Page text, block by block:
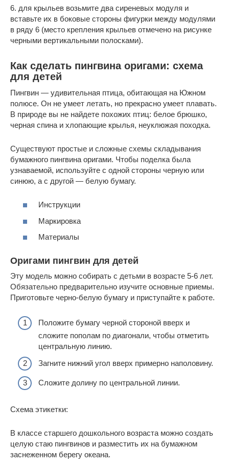
6. для крыльев возьмите два сиреневых модуля и
вставьте их в боковые стороны фигурки между модулями
в ряду 6 (место крепления крыльев отмечено на рисунке
черными вертикальными полосками).
Как сделать пингвина оригами: схема
для детей
Пингвин — удивительная птица, обитающая на Южном
полюсе. Он не умеет летать, но прекрасно умеет плавать.
В природе вы не найдете похожих птиц: белое брюшко,
черная спина и хлопающие крылья, неуклюжая походка.
Существуют простые и сложные схемы складывания
бумажного пингвина оригами. Чтобы поделка была
узнаваемой, используйте с одной стороны черную или
синюю, а с другой — белую бумагу.
Инструкции
Маркировка
Материалы
Оригами пингвин для детей
Эту модель можно собирать с детьми в возрасте 5-6 лет.
Обязательно предварительно изучите основные приемы.
Приготовьте черно-белую бумагу и приступайте к работе.
Положите бумагу черной стороной вверх и
сложите пополам по диагонали, чтобы отметить
центральную линию.
Загните нижний угол вверх примерно наполовину.
Сложите долину по центральной линии.
Схема этикетки:
В классе старшего дошкольного возраста можно создать
целую стаю пингвинов и разместить их на бумажном
заснеженном берегу океана.